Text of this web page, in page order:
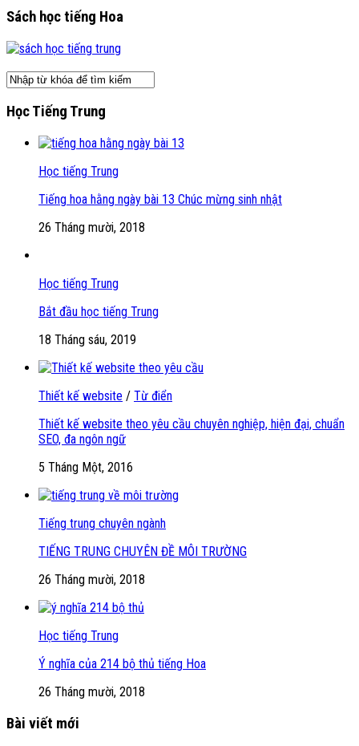
Sách học tiếng Hoa
Học Tiếng Trung
Học tiếng Trung
Tiếng hoa hằng ngày bài 13 Chúc mừng sinh nhật
26 Tháng mười, 2018
Học tiếng Trung
Bắt đầu học tiếng Trung
18 Tháng sáu, 2019
Thiết kế website / Từ điển
Thiết kế website theo yêu cầu chuyên nghiệp, hiện đại, chuẩn
SEO, đa ngôn ngữ
5 Tháng Một, 2016
Tiếng trung chuyên ngành
TIẾNG TRUNG CHUYÊN ĐỀ MÔI TRƯỜNG
26 Tháng mười, 2018
Học tiếng Trung
Ý nghĩa của 214 bộ thủ tiếng Hoa
26 Tháng mười, 2018
Bài viết mới